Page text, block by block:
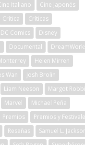
Italiano
Cine Japonés
Crítica
Críticas
DC Comics
Disney
Documental
Helen Mirren
Wan
Josh Brolin
Liam Neeson
Margot
Marvel
Michael Peña
Premios
Premios y
Reseñas
Samuel L.